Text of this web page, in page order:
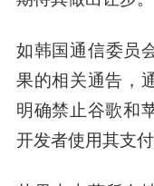
如韩国通信委员
果的相关通告，
明确禁止谷歌和
开发者使用其支付